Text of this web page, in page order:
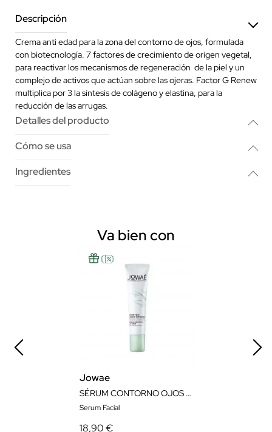
Descripción
Crema anti edad para la zona del contorno de ojos, formulada
con biotecnología. 7 factores de crecimiento de origen vegetal,
para reactivar los mecanismos de regeneración de la piel y un
complejo de activos que actúan sobre las ojeras. Factor G Renew
multiplica por 3 la síntesis de colágeno y elastina, para la
reducción de las arrugas.
Detalles del producto
Cómo se usa
Ingredientes
Va bien con
Jowae
SÉRUM CONTORNO OJOS ANTI-ARRUGAS 15ML
Serum Facial
18,90 €